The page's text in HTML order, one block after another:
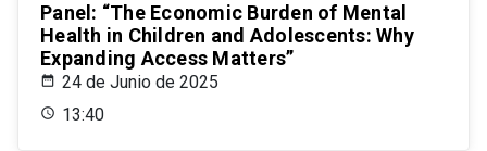
Panel: “The Economic Burden of Mental
Health in Children and Adolescents: Why
Expanding Access Matters”
24 de Junio de 2025
13:40